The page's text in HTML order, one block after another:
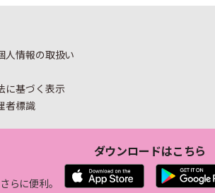
人情報の取扱い
に基づく表示
者標識
らに便利。
ダウンロードはこちら